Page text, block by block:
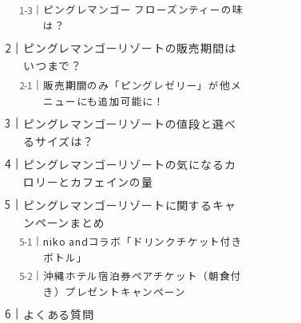
ピングレマンゴー フローズンティーの味
は？
ピングレマンゴーリゾートの販売期間は
いつまで？
販売期間のみ「ピングレゼリー」が他メ
ニューにも追加可能に！
ピングレマンゴーリゾートの値段と選べ
るサイズは？
ピングレマンゴーリゾートの気になるカ
ロリーとカフェインの量
ピングレマンゴーリゾートに関するキャ
ンペーンまとめ
niko andコラボ「ドリンクチケット付き
ボトル」
沖縄ホテル宿泊券ペアチケット（朝食付
き）プレゼントキャンペーン
よくある質問